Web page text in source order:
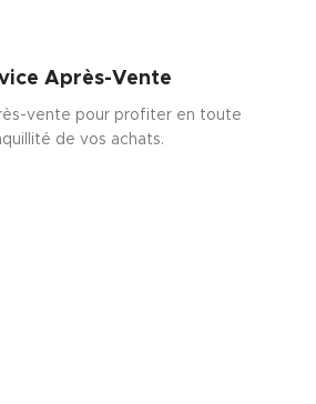
Après-Vente
vente pour profiter en toute
de vos achats.